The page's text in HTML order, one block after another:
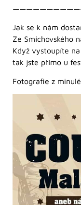
Jak se k nám
Ze Smíchovského
Když vystoupíte na
tak jste přímo u
Fotografie z